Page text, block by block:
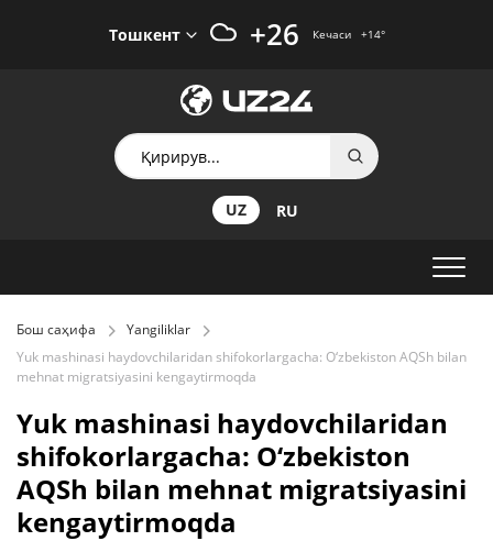
Тошкент +26 Кечаси +14°
UZ RU
Бош саҳифа
Yangiliklar
Yuk mashinasi haydovchilaridan shifokorlargacha: O‘zbekiston AQSh bilan
mehnat migratsiyasini kengaytirmoqda
Yuk mashinasi haydovchilaridan
shifokorlargacha: O‘zbekiston
AQSh bilan mehnat migratsiyasini
kengaytirmoqda